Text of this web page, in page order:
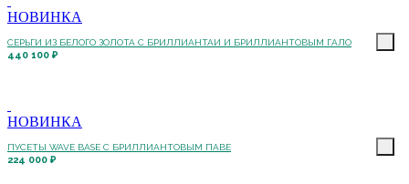
НОВИНКА
СЕРЬГИ ИЗ БЕЛОГО ЗОЛОТА С БРИЛЛИАНТАИ И БРИЛЛИАНТОВЫМ ГАЛО
440 100 ₽
НОВИНКА
ПУСЕТЫ WAVE BASE С БРИЛЛИАНТОВЫМ ПАВЕ
224 000 ₽